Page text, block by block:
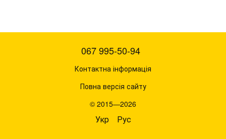
067 995-50-94
Контактна інформація
Повна версія сайту
© 2015—2026
Укр Рус